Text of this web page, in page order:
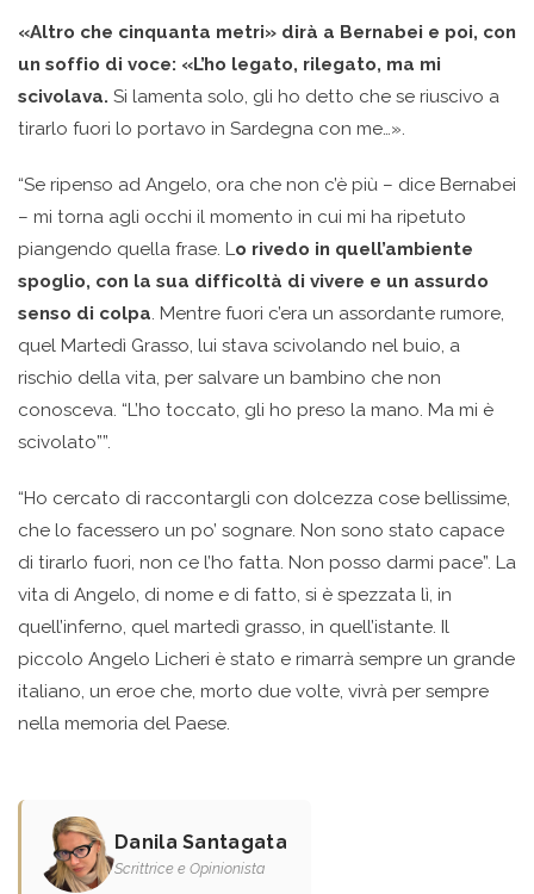
«Altro che cinquanta metri» dirà a Bernabei e poi, con
un soffio di voce: «L’ho legato, rilegato, ma mi
scivolava. Si lamenta solo, gli ho detto che se riuscivo a
tirarlo fuori lo portavo in Sardegna con me…».
“Se ripenso ad Angelo, ora che non c’è più – dice Bernabei
– mi torna agli occhi il momento in cui mi ha ripetuto
piangendo quella frase. Lo rivedo in quell’ambiente
spoglio, con la sua difficoltà di vivere e un assurdo
senso di colpa. Mentre fuori c’era un assordante rumore,
quel Martedì Grasso, lui stava scivolando nel buio, a
rischio della vita, per salvare un bambino che non
conosceva. “L’ho toccato, gli ho preso la mano. Ma mi è
scivolato””.
“Ho cercato di raccontargli con dolcezza cose bellissime,
che lo facessero un po’ sognare. Non sono stato capace
di tirarlo fuori, non ce l’ho fatta. Non posso darmi pace”. La
vita di Angelo, di nome e di fatto, si è spezzata lì, in
quell’inferno, quel martedì grasso, in quell’istante. Il
piccolo Angelo Licheri è stato e rimarrà sempre un grande
italiano, un eroe che, morto due volte, vivrà per sempre
nella memoria del Paese.
Danila Santagata
Scrittrice e Opinionista